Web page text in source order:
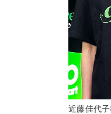
近藤佳代